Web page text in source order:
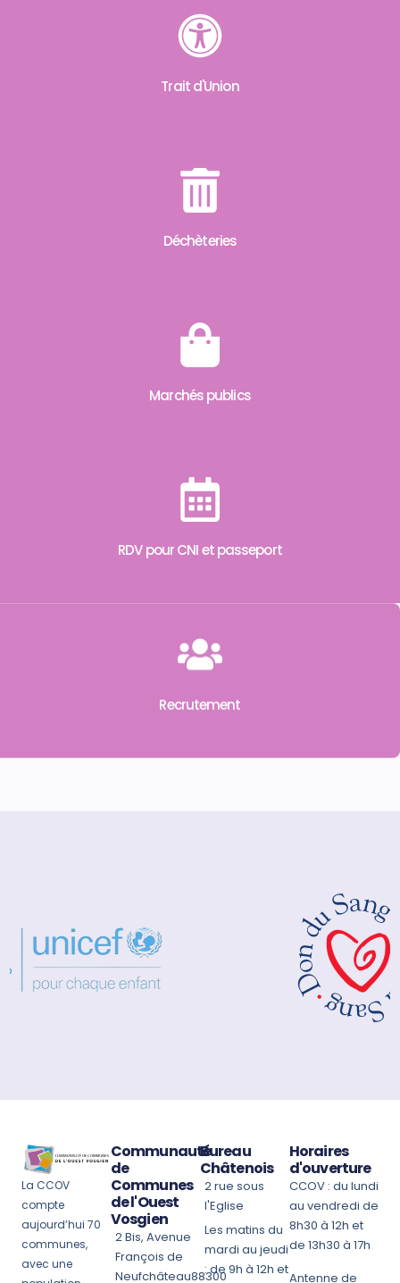
Trait d'Union
Déchèteries
Marchés publics
RDV pour CNI et passeport
Recrutement
La CCOV
compte
aujourd’hui 70
communes,
avec une
Communauté
de
Communes
de l'Ouest
Vosgien
2 Bis, Avenue
François de
Neufchâteau88300
Bureau
Châtenois
2 rue sous
l'Eglise
Les matins du
mardi au jeudi
: de 9h à 12h et
Horaires
d'ouverture
CCOV : du lundi
au vendredi de
8h30 à 12h et
de 13h30 à 17h
Antenne de